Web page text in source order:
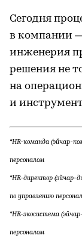
Сегодня
в компании —
инженерия
решения не
на
и
*HR-команда (эйчар-
персоналом
*HR-директор (эйчар-
по управлению
*HR-экосистема
персоналом